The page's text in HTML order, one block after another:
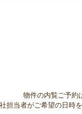
物件の内覧ご予約
担当者がご希望の日時